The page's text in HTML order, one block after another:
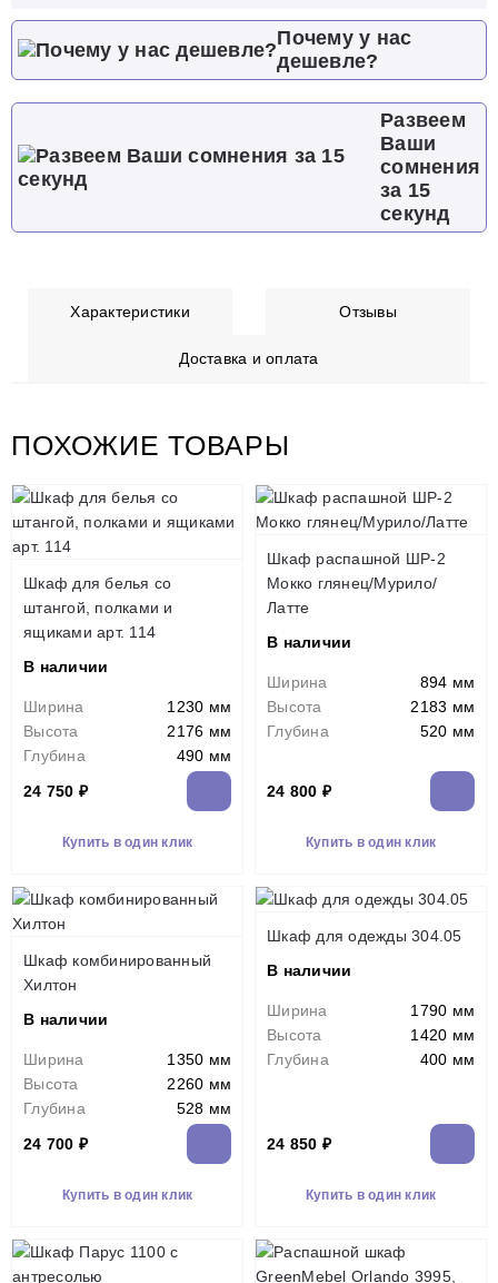
Почему у нас
дешевле?
Развеем
Ваши
сомнения
за 15
секунд
Характеристики Отзывы
Доставка и оплата
ПОХОЖИЕ ТОВАРЫ
Шкаф для белья со
штангой, полками и
ящиками арт. 114
В наличии
Ширина
1230 мм
Высота
2176 мм
Глубина
490 мм
24 750 ₽
Купить в один клик
Шкаф распашной ШР-2
Мокко глянец/Мурило/
Латте
В наличии
Ширина
894 мм
Высота
2183 мм
Глубина
520 мм
24 800 ₽
Купить в один клик
Шкаф комбинированный
Хилтон
В наличии
Ширина
1350 мм
Высота
2260 мм
Глубина
528 мм
24 700 ₽
Купить в один клик
Шкаф для одежды 304.05
В наличии
Ширина
1790 мм
Высота
1420 мм
Глубина
400 мм
24 850 ₽
Купить в один клик